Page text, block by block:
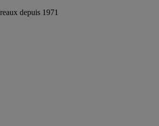
depuis 1971